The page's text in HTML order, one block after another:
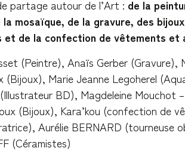
partage autour de l’Art : de la
mosaïque, de la gravure, des
et de la confection de vêtements et
(Peintre), Anaïs Gerber (Gravure),
Marie Jeanne Legoherel
BD), Magdeleine Mouchot
(Bijoux), Kara’kou (confection de
Aurélie BERNARD (tourneuse
(Céramistes)